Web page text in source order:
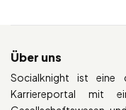
Über uns
Socialknight ist eine
Karriereportal mit